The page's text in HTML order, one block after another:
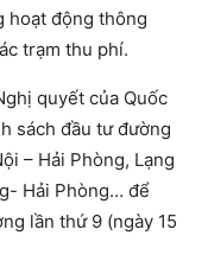
hoạt động thông
trạm thu phí.
quyết của Quốc
sách đầu tư đường
– Hải Phòng, Lạng
Hải Phòng… để
lần thứ 9 (ngày 15